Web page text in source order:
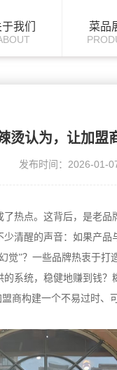
我们 菜品
烫认为，让加盟
发布时间：2026-01-
热点。这背后，是老品
清醒的声音：如果产品
觉”？一些品牌热衷于打
系统，稳健地赚到钱
商构建一个不易过时、